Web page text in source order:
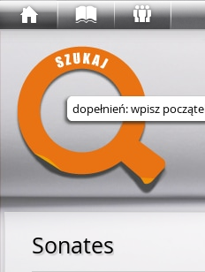
Wyszukaj w
Sonates